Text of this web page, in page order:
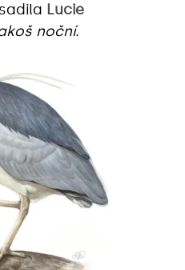
Lucie
noční.